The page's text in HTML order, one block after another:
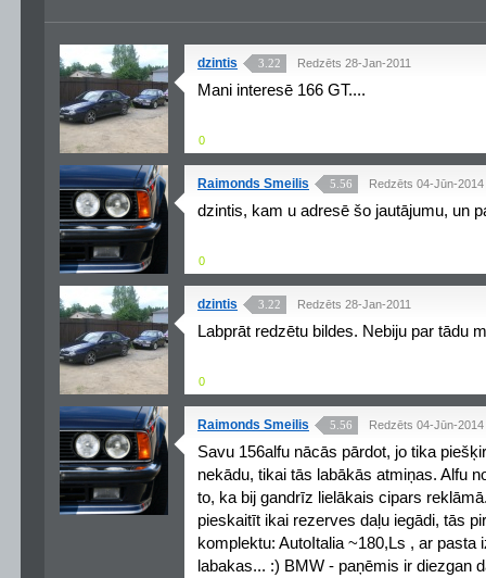
dzintis 3.22 Redzēts 28-Jan-2011
Mani interesē 166 GT....
0
Raimonds Smeilis 5.56 Redzēts 04-Jūn-2014
dzintis, kam u adresē šo jautājumu, un
0
dzintis 3.22 Redzēts 28-Jan-2011
Labprāt redzētu bildes. Nebiju par tādu
0
Raimonds Smeilis 5.56 Redzēts 04-Jūn-2014
Savu 156alfu nācās pārdot, jo tika
nekādu, tikai tās labākās atmiņas. Alfu
to, ka bij gandrīz lielākais cipars
pieskaitīt ikai rezerves daļu iegādi, tās
komplektu: AutoItalia ~180,Ls , ar
labakas... :) BMW - paņēmis ir diezgan